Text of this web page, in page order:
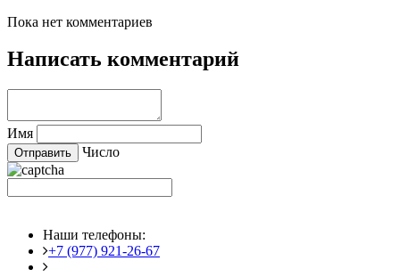
Пока нет комментариев
Написать комментарий
Имя
Число
Наши телефоны:
+7 (977) 921-26-67